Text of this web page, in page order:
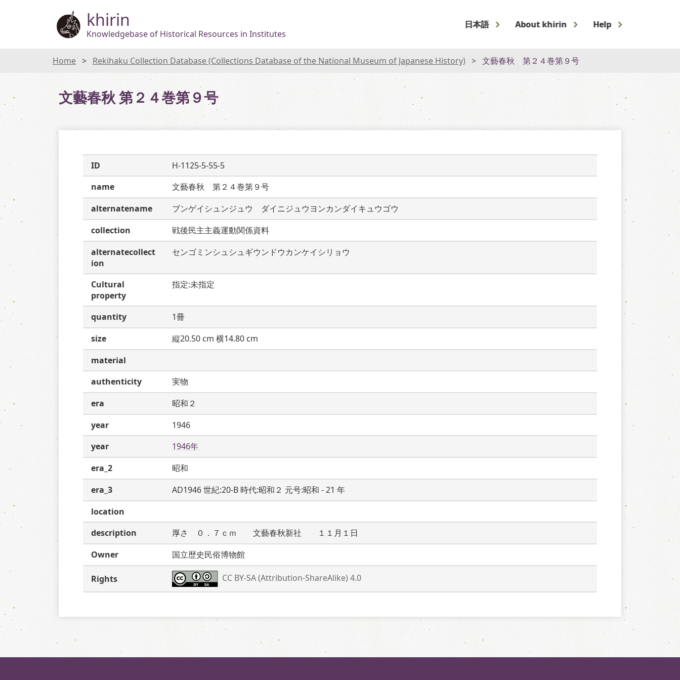
khirin
Knowledgebase of Historical Resources in Institutes
日本語 About khirin Help
Home Rekihaku Collection Database (Collections Database of the National Museum of Japanese History) 文藝春秋 第２４巻第９号
文藝春秋 第２４巻第９号
ID
H-1125-5-55-5
name
文藝春秋　第２４巻第９号
alternatename
ブンゲイシュンジュウ　ダイニジュウヨンカンダイキュウゴウ
collection
戦後民主主義運動関係資料
alternatecollect
ion
センゴミンシュシュギウンドウカンケイシリョウ
Cultural
property
指定:未指定
quantity
1冊
size
縦20.50 cm 横14.80 cm
material
authenticity
実物
era
昭和２
year
1946
year
1946年
era_2
昭和
era_3
AD1946 世紀:20-B 時代:昭和２ 元号:昭和 - 21 年
location
description
厚さ　０．７ｃｍ　　文藝春秋新社　　１１月１日
Owner
国立歴史民俗博物館
Rights CC BY-SA (Attribution-ShareAlike) 4.0